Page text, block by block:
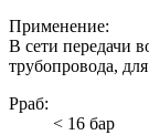
Применение:
В сети передачи
трубопровода,
Рраб:
< 16 бар